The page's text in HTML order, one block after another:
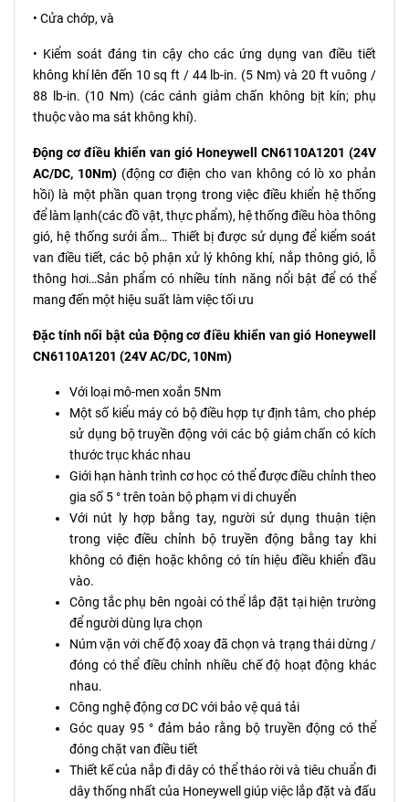
• Cửa chớp, và
• Kiểm soát đáng tin cậy cho các ứng dụng van điều tiết
không khí lên đến 10 sq ft / 44 lb-in. (5 Nm) và 20 ft vuông /
88 lb-in. (10 Nm) (các cánh giảm chấn không bịt kín; phụ
thuộc vào ma sát không khí).
Động cơ điều khiển van gió Honeywell CN6110A1201 (24V
AC/DC, 10Nm) (động cơ điện cho van không có lò xo phản
hồi) là một phần quan trọng trong việc điều khiển hệ thống
để làm lạnh(các đồ vật, thực phẩm), hệ thống điều hòa thông
gió, hệ thống sưởi ẩm… Thiết bị được sử dụng để kiểm soát
van điều tiết, các bộ phận xử lý không khí, nắp thông gió, lỗ
thông hơi…Sản phẩm có nhiều tính năng nổi bật để có thể
mang đến một hiệu suất làm việc tối ưu
Đặc tính nổi bật của Động cơ điều khiển van gió Honeywell
CN6110A1201 (24V AC/DC, 10Nm)
Với loại mô-men xoắn 5Nm
Một số kiểu máy có bộ điều hợp tự định tâm, cho phép
sử dụng bộ truyền động với các bộ giảm chấn có kích
thước trục khác nhau
Giới hạn hành trình cơ học có thể được điều chỉnh theo
gia số 5 ° trên toàn bộ phạm vi di chuyển
Với nút ly hợp bằng tay, người sử dụng thuận tiện
trong việc điều chỉnh bộ truyền động bằng tay khi
không có điện hoặc không có tín hiệu điều khiển đầu
vào.
Công tắc phụ bên ngoài có thể lắp đặt tại hiện trường
để người dùng lựa chọn
Núm vặn với chế độ xoay đã chọn và trạng thái dừng /
đóng có thể điều chỉnh nhiều chế độ hoạt động khác
nhau.
Công nghệ động cơ DC với bảo vệ quá tải
Góc quay 95 ° đảm bảo rằng bộ truyền động có thể
đóng chặt van điều tiết
Thiết kế của nắp đi dây có thể tháo rời và tiêu chuẩn đi
dây thống nhất của Honeywell giúp việc lắp đặt và đấu